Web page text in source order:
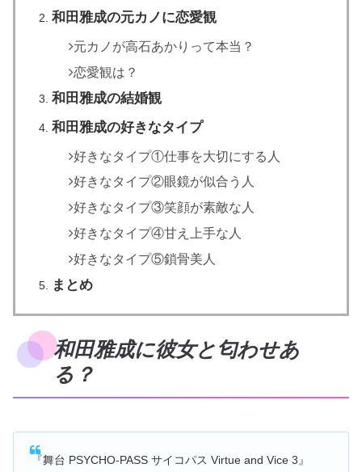
和田雅成の元カノに恋愛観
元カノが高石あかりって本当？
恋愛観は？
和田雅成の結婚観
和田雅成の好きなタイプ
好きなタイプ①仕事を大切にする人
好きなタイプ②眼鏡が似合う人
好きなタイプ③笑顔が素敵な人
好きなタイプ④甘え上手な人
好きなタイプ⑤鎖骨美人
まとめ
和田雅成に彼女と匂わせあ
る？
『舞台 PSYCHO-PASS サイコパス Virtue and Vice 3』